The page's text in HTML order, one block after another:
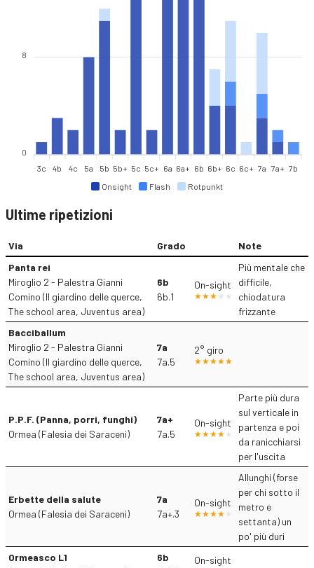
Onsight Flash Rotpunkt
8
0
3c 4b 4c 5a 5b 5b+ 5c 5c+ 6a 6a+ 6b 6b+ 6c 6c+ 7a 7a+ 7b
Ultime ripetizioni
Via Grado
Note
Panta rei
Miroglio 2 - Palestra Gianni
Comino (Il giardino delle querce,
The school area, Juventus area)
6b
6b.1
On-sight
Più mentale che
difficile,
chiodatura
frizzante
Bacciballum
Miroglio 2 - Palestra Gianni
Comino (Il giardino delle querce,
The school area, Juventus area)
7a
7a.5
2° giro
P.P.F. (Panna, porri, funghi)
Ormea (Falesia dei Saraceni)
7a+
7a.5
On-sight
Parte più dura
sul verticale in
partenza e poi
da ranicchiarsi
per l'uscita
Erbette della salute
Ormea (Falesia dei Saraceni)
7a
7a+.3
On-sight
Allunghi (forse
per chi sotto il
metro e
settanta) un
po' più duri
Ormeasco L1
6b
On-sight